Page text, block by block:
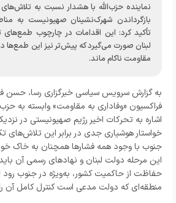
نماینده حزب‌الله با هشدار نسبت به
بازگرداندن شهرک‌نشینان صهیونیست به
تأکید کرد: این اقدامات در چارچوب
مقاومت ناکام ماند.
به گزارش سرویس سیاسی خبرگزاری رسا، حسن
فراکسیون «وفاداری به مقاومت» وابسته به حزب
اشاره به تحرکات اخیر رژیم صهیونیستی در
خواستار هوشیاری جدی در برابر این تلاش‌های
جنوب با وجود همه فشارها همچنان به خاک خود
این مرحله دولت لبنان و نهادهای رسمی آن
حفاظت از حاکمیت کشور، به‌ویژه در جنوب رود
منطقه‌ای که دولت مدعی است کنترل کامل آن را